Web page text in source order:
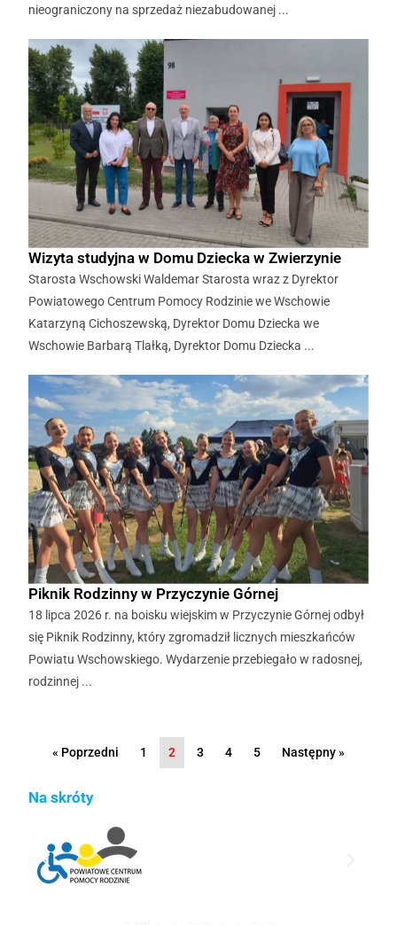
nieograniczony na sprzedaż niezabudowanej ...
Wizyta studyjna w Domu Dziecka w Zwierzynie
Starosta Wschowski Waldemar Starosta wraz z Dyrektor
Powiatowego Centrum Pomocy Rodzinie we Wschowie
Katarzyną Cichoszewską, Dyrektor Domu Dziecka we
Wschowie Barbarą Tlałką, Dyrektor Domu Dziecka ...
Piknik Rodzinny w Przyczynie Górnej
18 lipca 2026 r. na boisku wiejskim w Przyczynie Górnej odbył
się Piknik Rodzinny, który zgromadził licznych mieszkańców
Powiatu Wschowskiego. Wydarzenie przebiegało w radosnej,
rodzinnej ...
« Poprzedni 1 2 3 4 5 Następny »
Na skróty